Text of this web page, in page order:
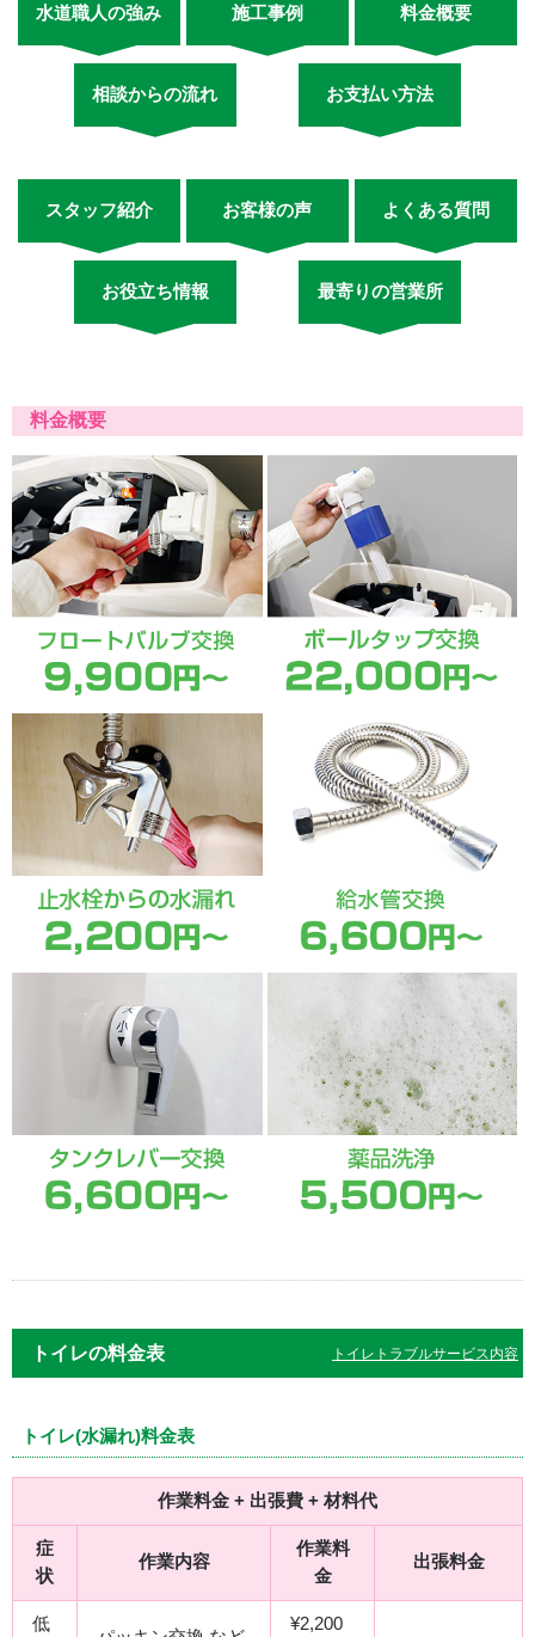
水道職人の強み 施工事例 料金概要
相談からの流れ お支払い方法
スタッフ紹介 お客様の声 よくある質問
お役立ち情報 最寄りの営業所
料金概要
トイレの料金表 トイレトラブルサービス内容
トイレ(水漏れ)料金表
作業料金 + 出張費 + 材料代
症
状
作業内容
作業料
金
出張料金
低 ¥2,200